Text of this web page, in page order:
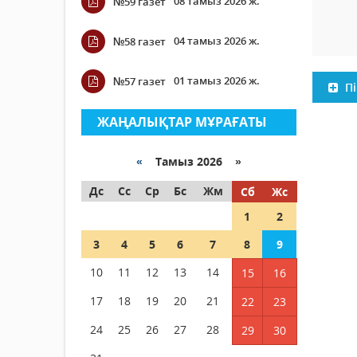
№58 газет 04 тамыз 2026 ж.
№57 газет 01 тамыз 2026 ж.
ЖАҢАЛЫҚТАР МҰРАҒАТЫ
« Тамыз 2026 »
Дс
Сс Ср Бс Жм Сб
Жс
1
2
3
4 5 6 7 8
9
10
11 12 13 14 15
16
17
18 19 20 21 22
23
24
25 26 27 28 29
30